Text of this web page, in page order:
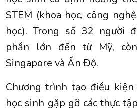
STEM (khoa học, công
học). Trong số 32 người
phần lớn đến từ Mỹ,
Singapore và Ấn Độ.
Chương trình tạo điều
học sinh gặp gỡ các thực